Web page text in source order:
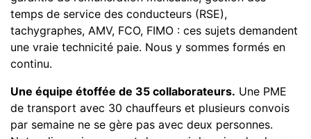
temps de service des conducteurs (RSE),
tachygraphes, AMV, FCO, FIMO : ces sujets demandent
une vraie technicité paie. Nous y sommes formés en
continu.
Une équipe étoffée de 35 collaborateurs. Une PME
de transport avec 30 chauffeurs et plusieurs convois
par semaine ne se gère pas avec deux personnes.